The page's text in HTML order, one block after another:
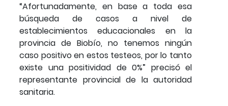
“Afortunadamente, en base a toda esa
búsqueda de casos a nivel de
establecimientos educacionales en la
provincia de Biobío, no tenemos ningún
caso positivo en estos testeos, por lo tanto
existe una positividad de 0%” precisó el
representante provincial de la autoridad
sanitaria.